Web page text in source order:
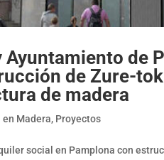
Ayuntamiento de
de Zure-
de madera
Madera, Proyectos
social en Pamplona con